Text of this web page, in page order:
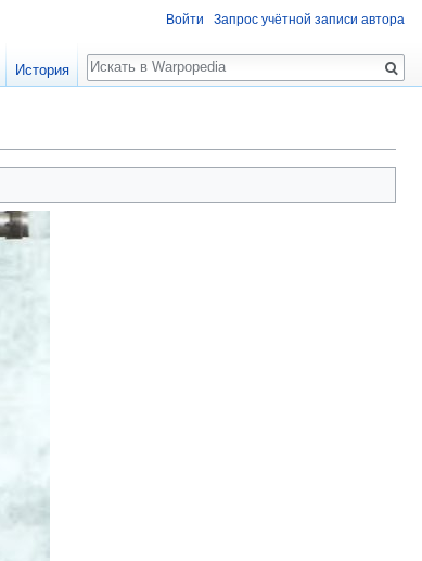
Войти Запрос учётной записи автора
История
Поиск